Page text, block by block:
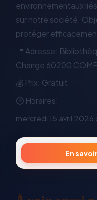
environnementaux
sur notre société.
protéger
📍 Adresse:
Change 60200
💰 Prix: Gratuit
🕐 Horaires:
mercredi 15 avril 2026
En